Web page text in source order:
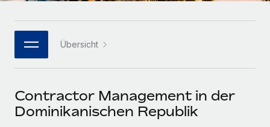
Prozessoptimierung mit unverzichtbaren Business-
Tools
Frag unsere Expert:innen
Hilfe von Expert:innen für globale HR & Compliance
Plattform
Partner werden
Beratung zu Integrationen und KI-Automatisierung
Events
Newsroom
Insights Center
Übersicht
Contractor Management in der
Dominikanischen Republik